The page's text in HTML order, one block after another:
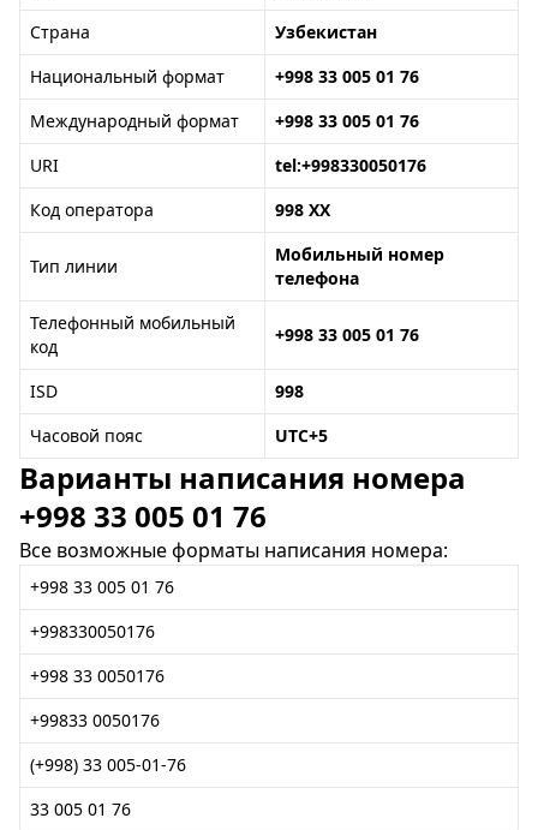
Страна
Узбекистан
Национальный формат
+998 33 005 01 76
Международный формат
+998 33 005 01 76
URI
tel:+998330050176
Код оператора
998 XX
Тип линии
Мобильный номер
телефона
Телефонный мобильный
код
+998 33 005 01 76
ISD
998
Часовой пояс
UTC+5
Варианты написания номера
+998 33 005 01 76
Все возможные форматы написания номера:
+998 33 005 01 76
+998330050176
+998 33 0050176
+99833 0050176
(+998) 33 005-01-76
33 005 01 76